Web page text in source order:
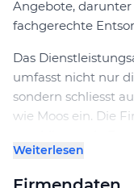
Angebote,
fachgerechte
Das
umfasst nicht nur
sondern schliesst
wie Moos ein. Die
Materialien. Mit
Unternehmen zur
Weiterlesen